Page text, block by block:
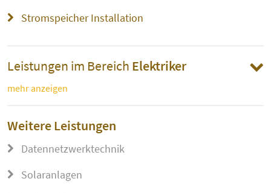
Stromspeicher Installation
Leistungen im Bereich Elektriker
mehr anzeigen
Weitere Leistungen
Datennetzwerktechnik
Solaranlagen